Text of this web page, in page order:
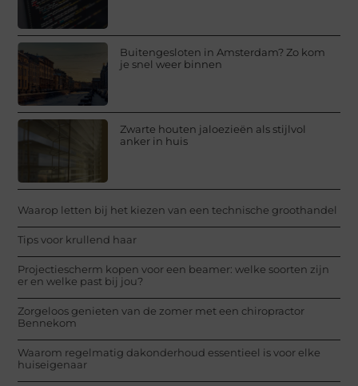
Buitengesloten in Amsterdam? Zo kom
je snel weer binnen
Zwarte houten jaloezieën als stijlvol
anker in huis
Waarop letten bij het kiezen van een technische groothandel
Tips voor krullend haar
Projectiescherm kopen voor een beamer: welke soorten zijn
er en welke past bij jou?
Zorgeloos genieten van de zomer met een chiropractor
Bennekom
Waarom regelmatig dakonderhoud essentieel is voor elke
huiseigenaar